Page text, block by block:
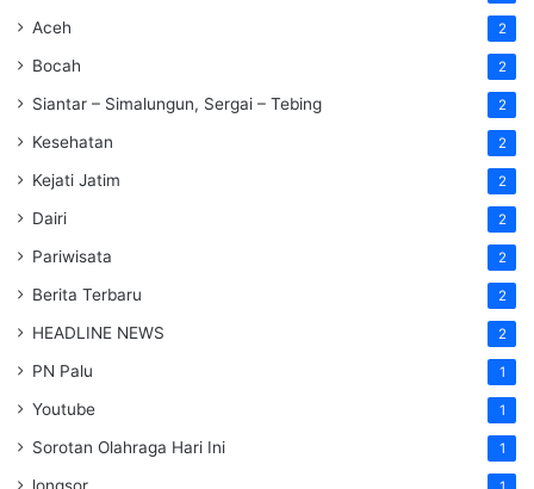
Aceh 2
Bocah 2
Siantar – Simalungun, Sergai – Tebing 2
Kesehatan 2
Kejati Jatim 2
Dairi 2
Pariwisata 2
Berita Terbaru 2
HEADLINE NEWS 2
PN Palu 1
Youtube 1
Sorotan Olahraga Hari Ini 1